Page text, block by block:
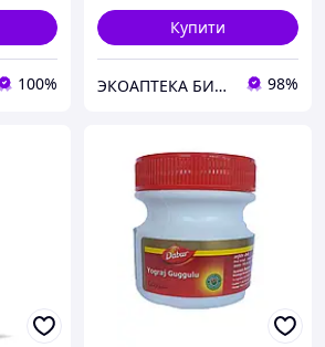
100%
Купити
ЭКОАПТЕКА БИОФАРМАЦИЯ 98%